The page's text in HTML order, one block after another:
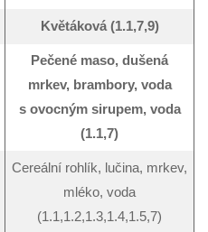
Květáková (1.1,7,9)
Pečené maso, dušená
mrkev, brambory, voda
s ovocným sirupem, voda
(1.1,7)
Cereální rohlík, lučina, mrkev,
mléko, voda
(1.1,1.2,1.3,1.4,1.5,7)